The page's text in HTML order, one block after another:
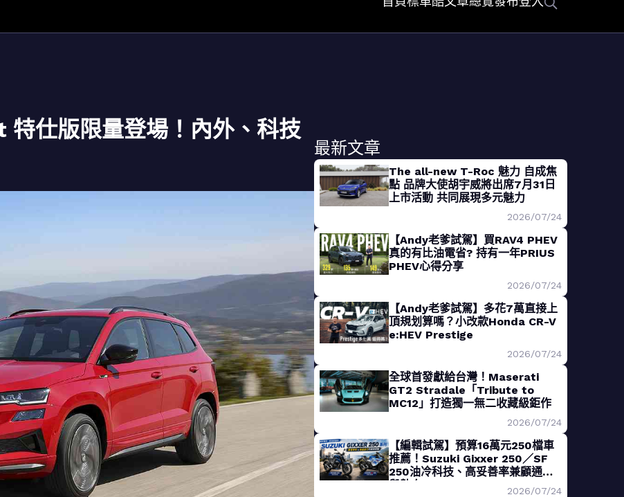
仕版限量登場！內外、科技
最新文章
The all-new T-Roc 魅力 自成焦
點 品牌大使胡宇威將出席7月31日
上市活動 共同展現多元魅力
2026/07/24
【Andy老爹試駕】買RAV4 PHEV
真的有比油電省? 持有一年PRIUS
PHEV心得分享
2026/07/24
【Andy老爹試駕】多花7萬直接上
頂規划算嗎？小改款Honda CR-V
e:HEV Prestige
2026/07/24
全球首發獻給台灣！Maserati
GT2 Stradale「Tribute to
MC12」打造獨一無二收藏級鉅作
2026/07/24
【編輯試駕】預算16萬元250檔車
推薦！Suzuki Gixxer 250／SF
250油冷科技、高妥善率兼顧通勤
與熱血
2026/07/24